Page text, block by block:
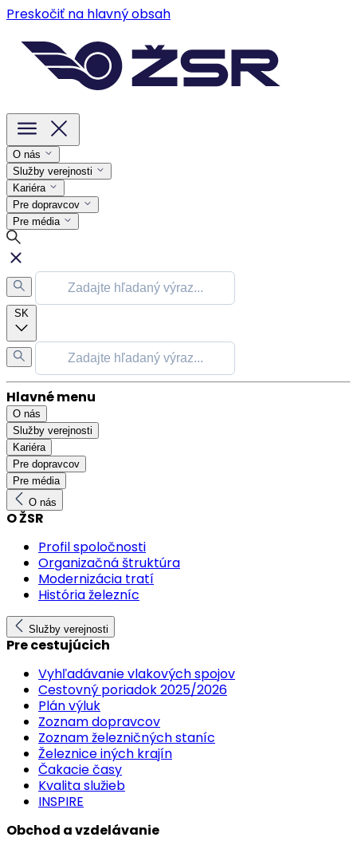
Preskočiť na hlavný obsah
O nás
Služby verejnosti
Kariéra
Pre dopravcov
Pre média
SK
Hlavné menu
O nás
Služby verejnosti
Kariéra
Pre dopravcov
Pre média
O nás
O ŽSR
Profil spoločnosti
Organizačná štruktúra
Modernizácia tratí
História železníc
Služby verejnosti
Pre cestujúcich
Vyhľadávanie vlakových spojov
Cestovný poriadok 2025/2026
Plán výluk
Zoznam dopravcov
Zoznam železničných staníc
Železnice iných krajín
Čakacie časy
Kvalita služieb
INSPIRE
Obchod a vzdelávanie